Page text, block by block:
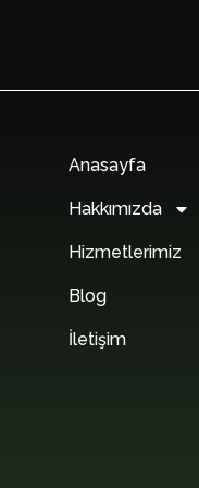
Anasayfa
Hakkımızda
Hizmetlerimiz
Blog
İletişim